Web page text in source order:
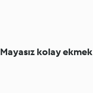
Mayasız kolay ekmek